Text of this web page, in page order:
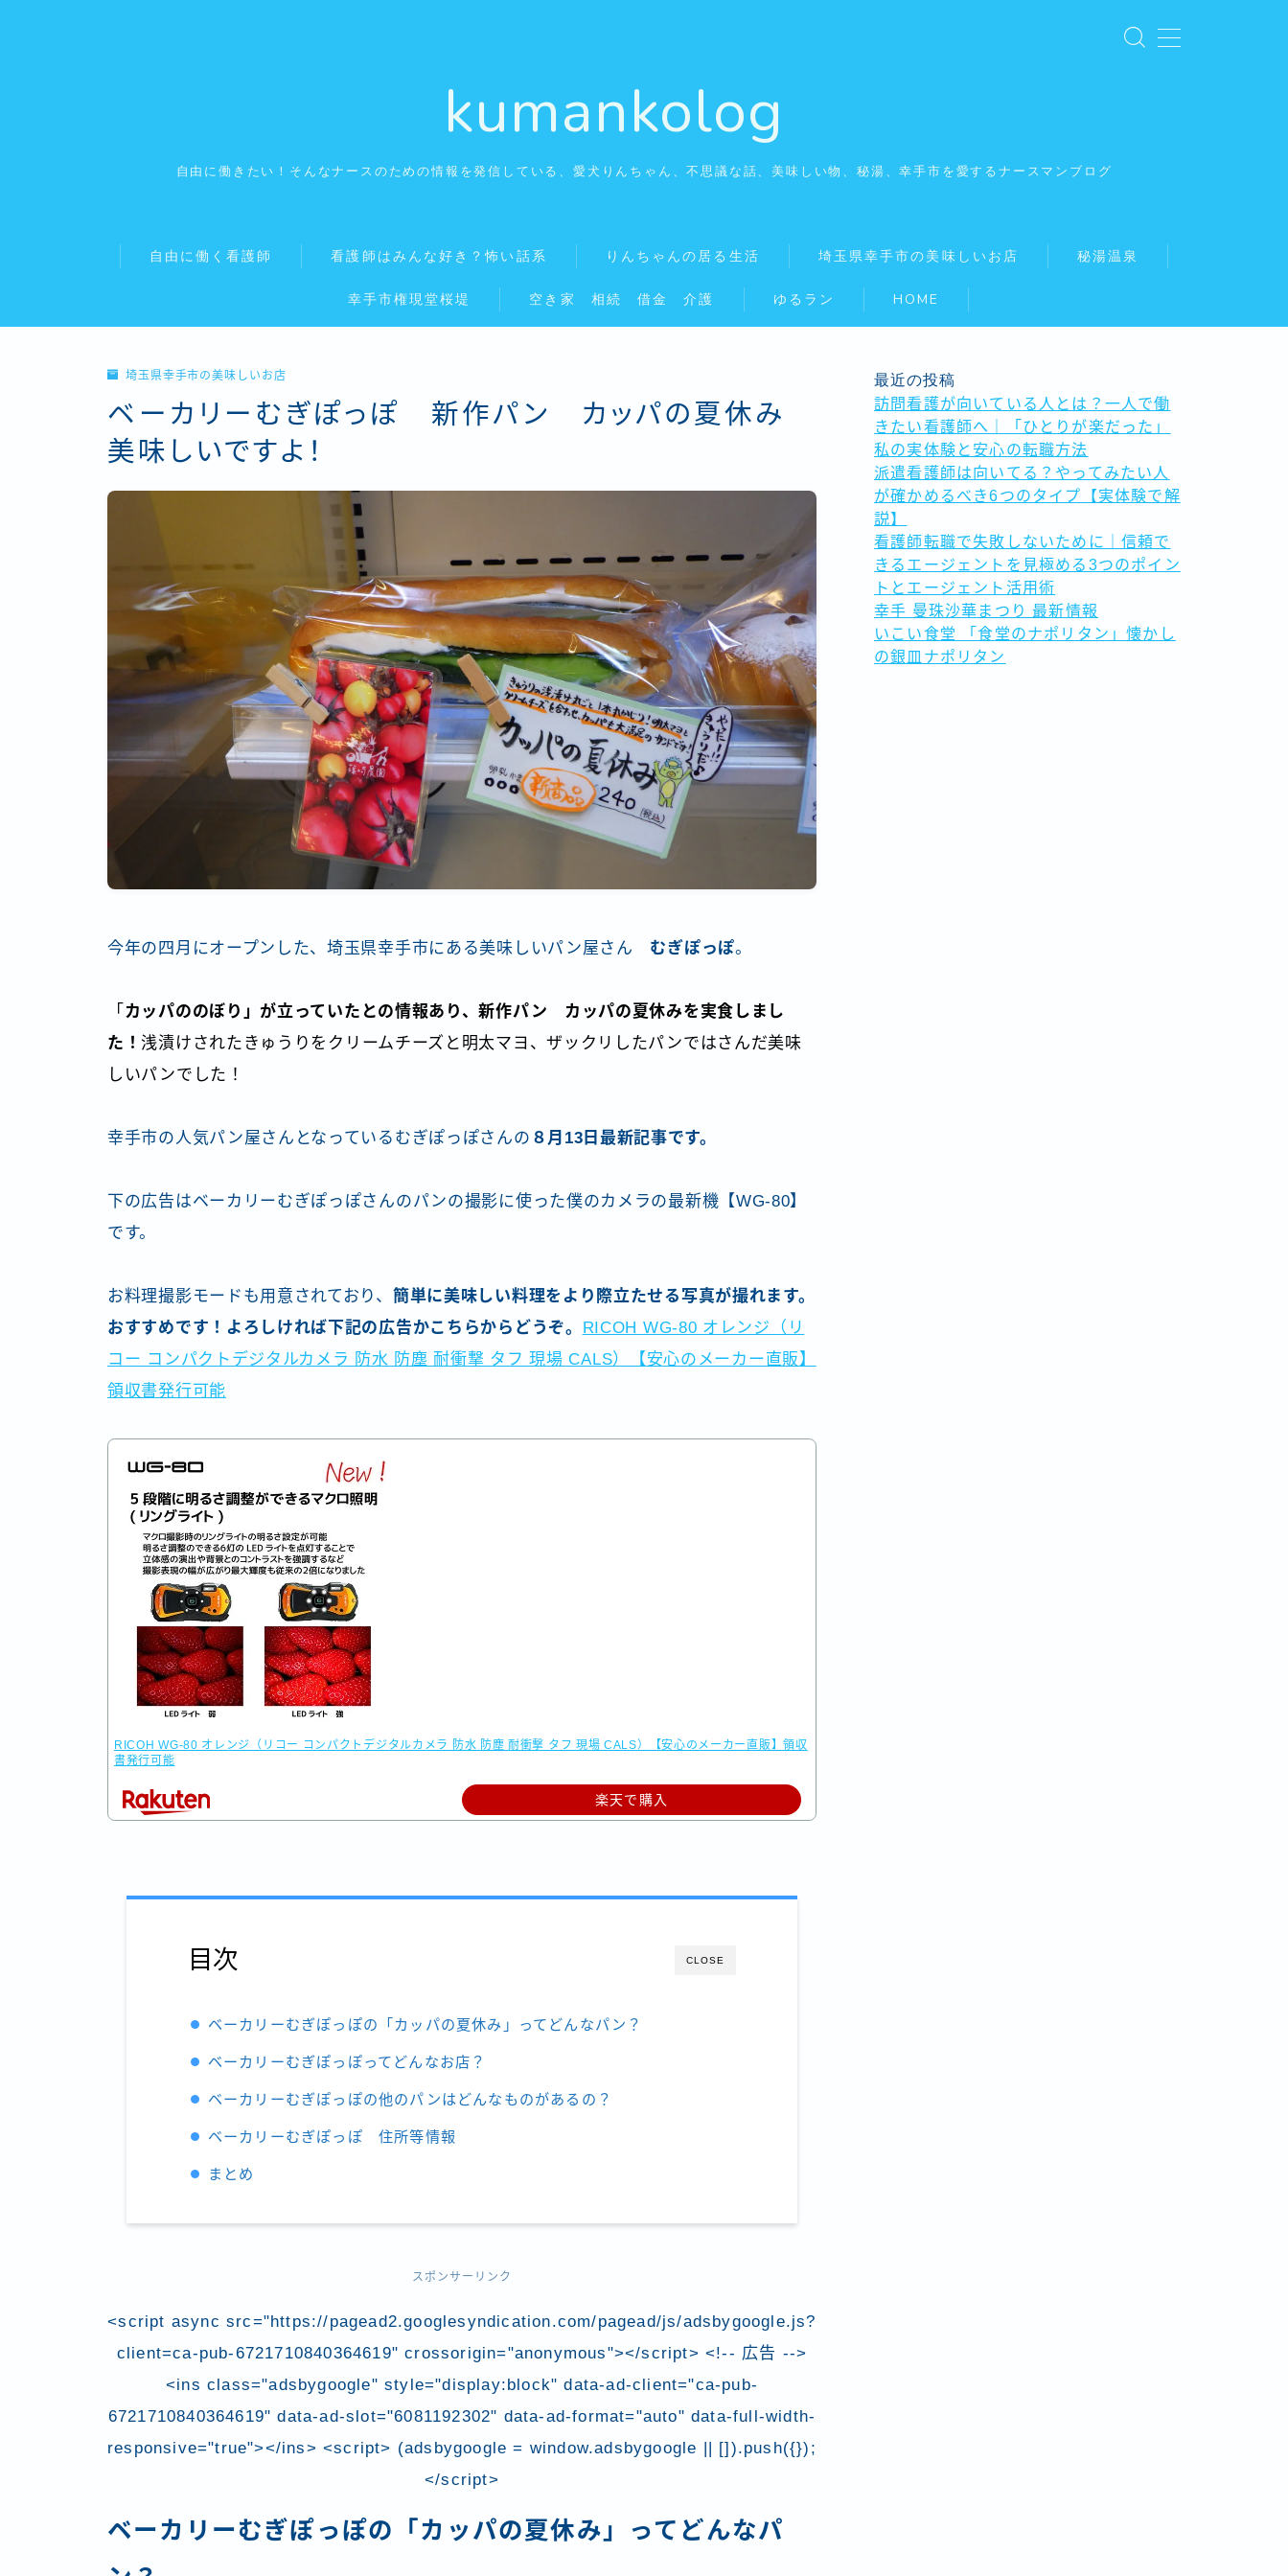
kumankolog
自由に働きたい！そんなナースのための情報を発信している、愛犬りんちゃん、不思議な話、美味しい物、秘湯、幸手市を愛するナースマンブログ
自由に働く看護師 看護師はみんな好き？怖い話系 りんちゃんの居る生活 埼玉県幸手市の美味しいお店 秘湯温泉
幸手市権現堂桜堤 空き家 相続 借金 介護 ゆるラン HOME
看護師はみんな好き？怖い話系
りんちゃんの居る生活
秘湯温泉
ゆるラン
埼玉県杉戸町の美味しいお店
埼玉県春日部市の美味い店
埼玉県草加市の美味しいお店
茨城県のおいしいお店
HOME
埼玉県幸手市の美味しいお店
ベーカリーむぎぽっぽ 新作パン カッパの夏休み
美味しいですよ！
今年の四月にオープンした、埼玉県幸手市にある美味しいパン屋さん むぎぽっぽ。
「 カッパののぼり」が立っていたとの情報あり、新作パン カッパの夏休みを実食しまし
た！浅漬けされたきゅうりをクリームチーズと明太マヨ、ザックリしたパンではさんだ美味
しいパンでした！
幸手市の人気パン屋さんとなっているむぎぽっぽさんの ８月13日最新記事です。
下の広告はベーカリーむぎぽっぽさんのパンの撮影に使った僕のカメラの最新機【WG-80】
です。
お料理撮影モードも用意されており、 簡単に美味しい料理をより際立たせる写真が撮れます。
おすすめです！よろしければ下記の広告かこちらからどうぞ。
RICOH WG-80 オレンジ（リ
コー コンパクトデジタルカメラ 防水 防塵 耐衝撃 タフ 現場 CALS）【安心のメーカー直販】
領収書発行可能
RICOH WG-80 オレンジ（リコー コンパクトデジタルカメラ 防水 防塵 耐衝撃 タフ 現場 CALS）【安心のメーカー直販】領収
書発行可能
楽天で購入
CLOSE
目次
ベーカリーむぎぽっぽの「カッパの夏休み」ってどんなパン？
ベーカリーむぎぽっぽってどんなお店？
ベーカリーむぎぽっぽの他のパンはどんなものがあるの？
ベーカリーむぎぽっぽ 住所等情報
まとめ
スポンサーリンク
<script async src="https://pagead2.googlesyndication.com/pagead/js/adsbygoogle.js?
client=ca-pub-6721710840364619" crossorigin="anonymous"></script> <!-- 広告 -->
<ins class="adsbygoogle" style="display:block" data-ad-client="ca-pub-
6721710840364619" data-ad-slot="6081192302" data-ad-format="auto" data-full-width-
responsive="true"></ins> <script> (adsbygoogle = window.adsbygoogle || []).push({});
</script>
ベーカリーむぎぽっぽの「カッパの夏休み」ってどんなパ
最近の投稿
訪問看護が向いている人とは？一人で働
きたい看護師へ｜「ひとりが楽だった」
私の実体験と安心の転職方法
派遣看護師は向いてる？やってみたい人
が確かめるべき6つのタイプ【実体験で解
説】
看護師転職で失敗しないために｜信頼で
きるエージェントを見極める3つのポイン
トとエージェント活用術
幸手 曼珠沙華まつり 最新情報
いこい食堂 「食堂のナポリタン」懐かし
の銀皿ナポリタン